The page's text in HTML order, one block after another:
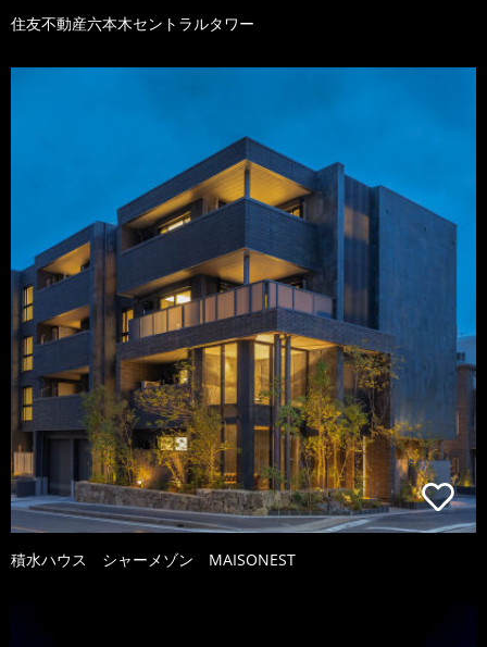
住友不動産六本木セントラルタワー
積水ハウス シャーメゾン MAISONEST